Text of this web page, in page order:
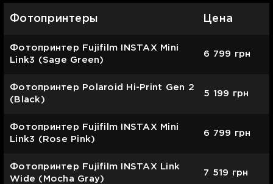
Фотопринтеры Цена
Фотопринтер Fujifilm INSTAX Mini
Link3 (Sage Green)
6 799 грн
Фотопринтер Polaroid Hi-Print Gen 2
(Black)
5 199 грн
Фотопринтер Fujifilm INSTAX Mini
Link3 (Rose Pink)
6 799 грн
Фотопринтер Fujifilm INSTAX Link
Wide (Mocha Gray)
7 519 грн